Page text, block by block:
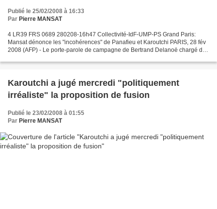
Publié le 25/02/2008 à 16:33
Par Pierre MANSAT
4 LR39 FRS 0689 280208-16h47 Collectivité-IdF-UMP-PS Grand Paris:
Mansat dénonce les "incohérences" de Panafieu et Karoutchi PARIS, 28 fév
2008 (AFP) - Le porte-parole de campagne de Bertrand Delanoë chargé du
Karoutchi a jugé mercredi "politiquement
irréaliste" la proposition de fusion
Publié le 23/02/2008 à 01:55
Par Pierre MANSAT